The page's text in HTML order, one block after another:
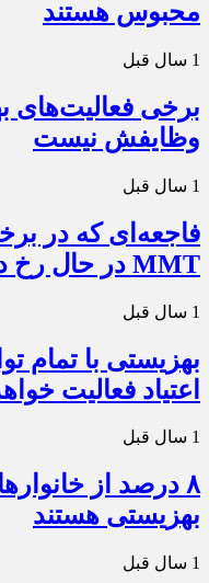
محبوس هستند
1 سال قبل
برخی فعالیت‌های
وظایفش نیست
1 سال قبل
فاجعه‌ای که در
MMT در حال رخ دادن است
1 سال قبل
بهزیستی با تمام
اعتیاد فعالیت
1 سال قبل
۸ درصد از
بهزیستی هستند
1 سال قبل